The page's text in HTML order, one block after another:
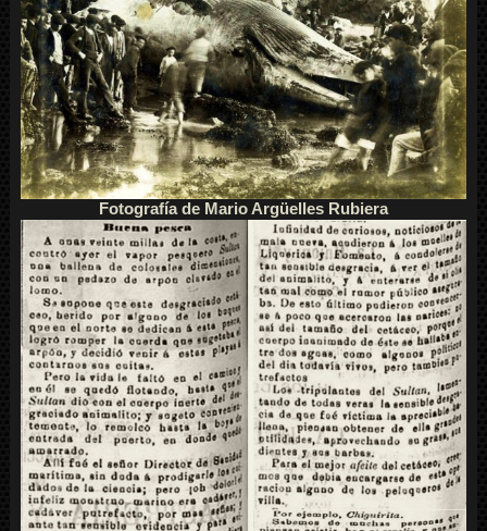
Fotografía de Mario Argüelles Rubiera